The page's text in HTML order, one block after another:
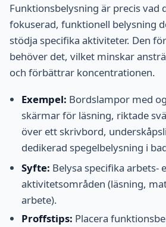
Funktionsbelysning är precis vad
fokuserad, funktionell belysning
stödja specifika aktiviteter. Den
behöver det, vilket minskar
och förbättrar koncentrationen.
Exempel: Bordslampor med
skärmar för läsning, riktade
över ett skrivbord,
dedikerad spegelbelysning i
Syfte: Belysa specifika arbets-
aktivitetsområden (läsning,
arbete).
Proffstips: Placera